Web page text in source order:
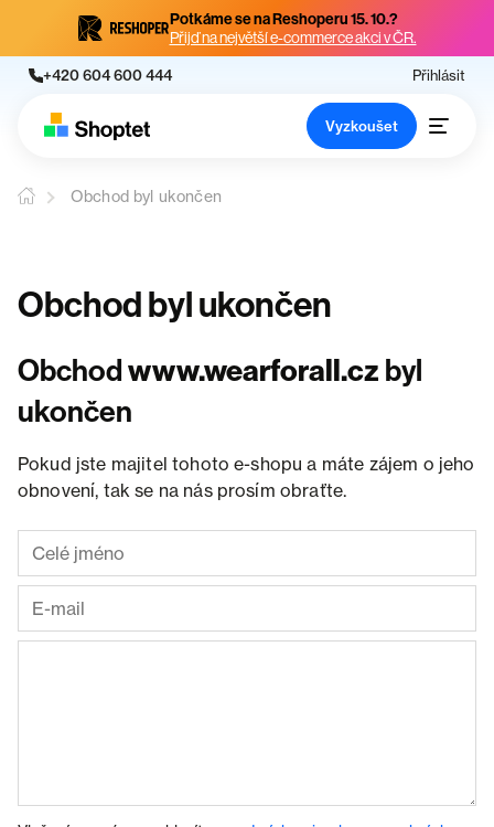
Potkáme se na Reshoperu 15. 10.?
Přijď na největší e-commerce akci v ČR.
+420 604 600 444 Přihlásit
Vyzkoušet
Obchod byl ukončen
Obchod byl ukončen
Obchodwww.wearforall.cz byl
ukončen
Pokud jste majitel tohoto e-shopu a máte zájem o jeho
obnovení, tak se na nás prosím obraťte.